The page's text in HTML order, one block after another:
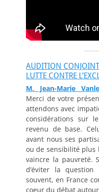
AUDITION
LUTTE CONTRE
M. Jean-Marie
Merci de votre
attendons avec
considérations sur
revenu de base.
avant nous ses
ou de sensibilité
vaincre la pauvreté.
d’éviter la
souvent, en France
coeur du débat